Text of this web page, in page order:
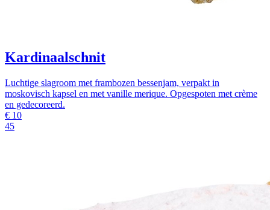
Kardinaalschnit
Luchtige slagroom met frambozen bessenjam, verpakt in
moskovisch kapsel en met vanille merique. Opgespoten met crème
en gedecoreerd.
€ 10
45